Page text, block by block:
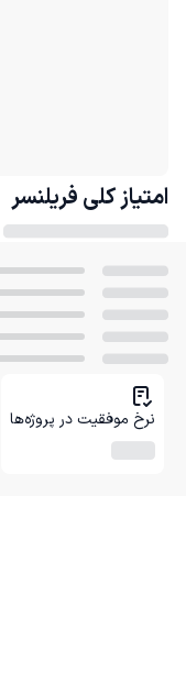
امتیاز کلی فریلنسر
نرخ موفقیت در پروژه‌ها